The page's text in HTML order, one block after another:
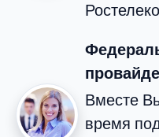
Вместе
время